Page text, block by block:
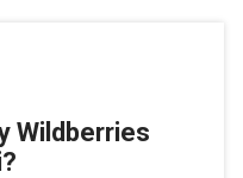
Wildberries